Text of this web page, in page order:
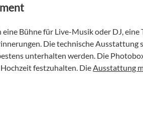
Bühne für Live-Musik oder DJ, eine
Die technische Ausstattung
unterhalten werden. Die
festzuhalten. Die Ausstattung